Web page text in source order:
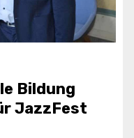
Bildung
JazzFest